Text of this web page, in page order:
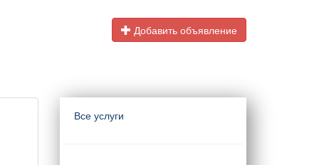
Добавить объявление
Все услуги